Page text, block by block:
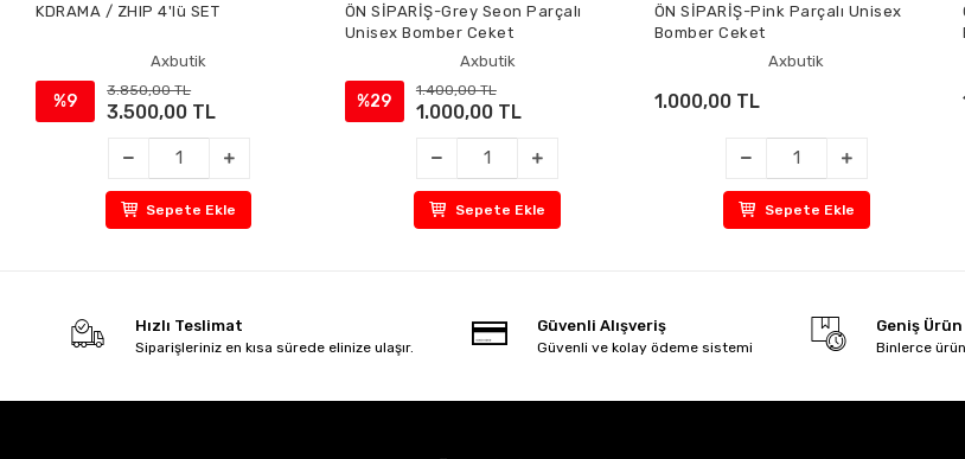
KDRAMA / ZHIP 4'lü SET
Axbutik
%9
3.850,00 TL
3.500,00 TL
Sepete Ekle
ÖN SİPARİŞ-Grey Seon Parçalı
Unisex Bomber Ceket
Axbutik
%29
1.400,00 TL
1.000,00 TL
Sepete Ekle
ÖN SİPARİŞ-Pink Parçalı Unisex
Bomber Ceket
Axbutik
1.000,00 TL
Sepete Ekle
Hızlı Teslimat
Siparişleriniz en kısa sürede elinize ulaşır.
Güvenli Alışveriş
Güvenli ve kolay ödeme sistemi
Geniş
Binlerce